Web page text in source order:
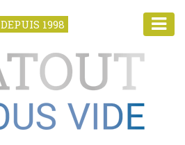
DEPUIS 1998